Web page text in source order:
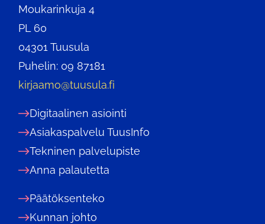
Moukarinkuja 4
PL 60
04301 Tuusula
Puhelin: 09 87181
kirjaamo@tuusula.fi
Digitaalinen asiointi
Asiakaspalvelu TuusInfo
Tekninen palvelupiste
Anna palautetta
Päätöksenteko
Kunnan johto